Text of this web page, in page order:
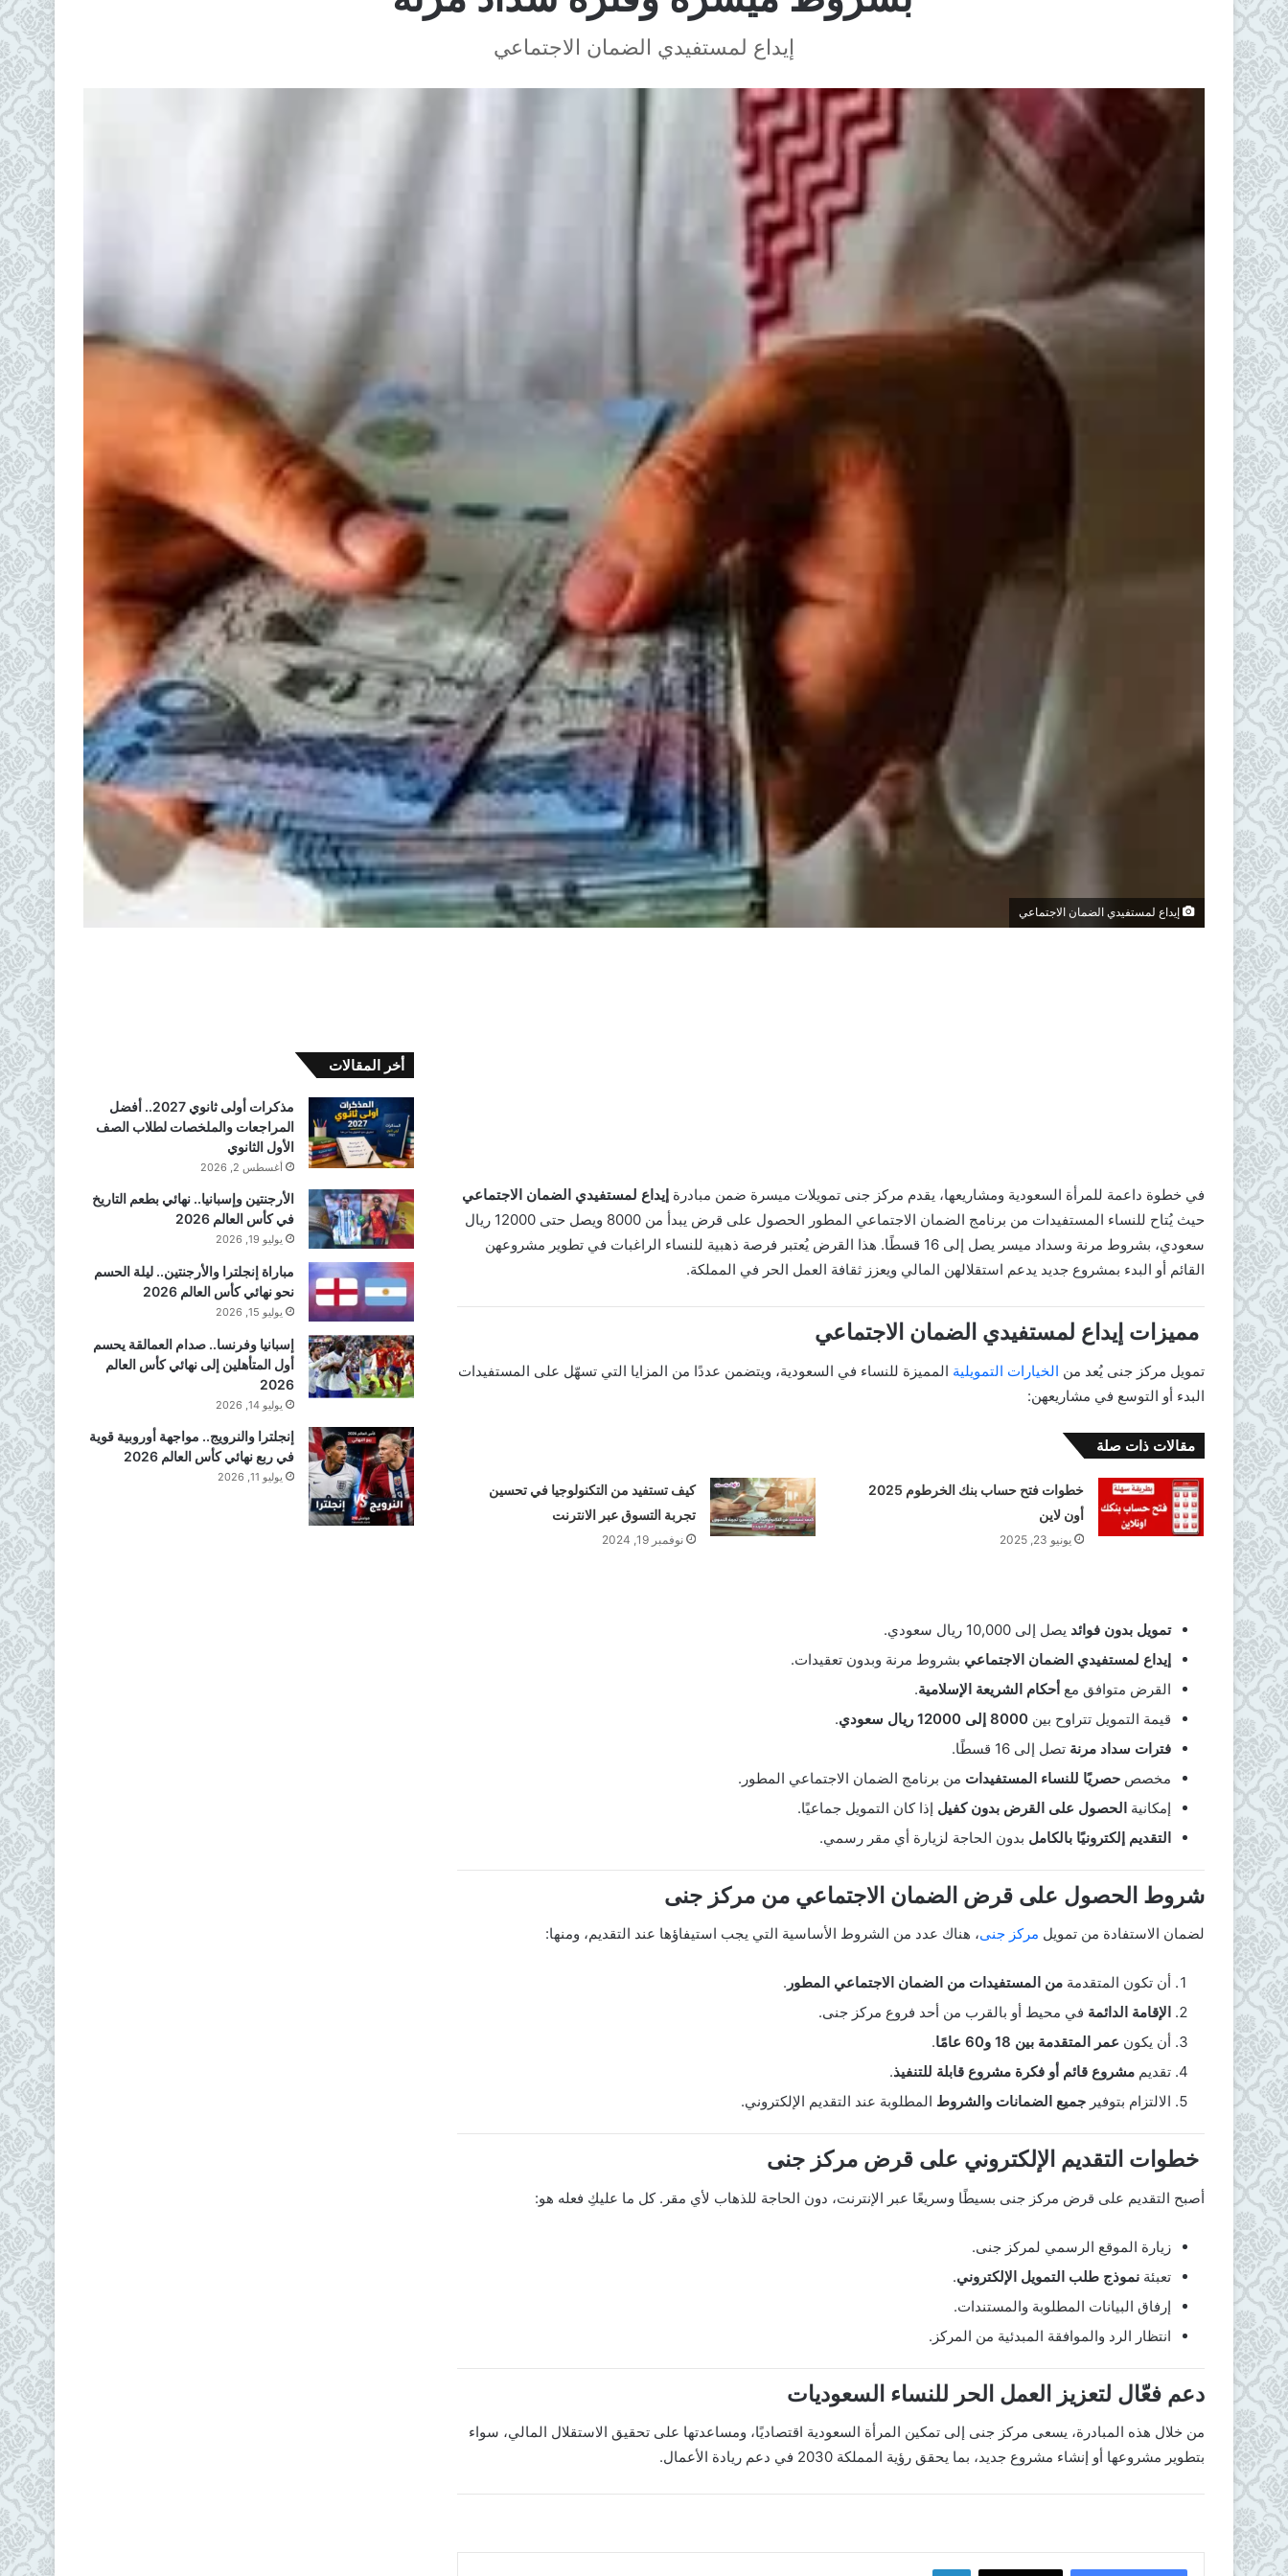
إيداع لمستفيدي الضمان الاجتماعي
إيداع لمستفيدي الضمان الاجتماعي
في خطوة داعمة للمرأة السعودية ومشاريعها، يقدم مركز جنى تمويلات ميسرة ضمن مبادرة إيداع لمستفيدي الضمان الاجتماعي
حيث يُتاح للنساء المستفيدات من برنامج الضمان الاجتماعي المطور الحصول على قرض يبدأ من 8000 ويصل حتى 12000 ريال
سعودي، بشروط مرنة وسداد ميسر يصل إلى 16 قسطًا. هذا القرض يُعتبر فرصة ذهبية للنساء الراغبات في تطوير مشروعهن
القائم أو البدء بمشروع جديد يدعم استقلالهن المالي ويعزز ثقافة العمل الحر في المملكة.
مميزات إيداع لمستفيدي الضمان الاجتماعي
تمويل مركز جنى يُعد من الخيارات التمويلية المميزة للنساء في السعودية، ويتضمن عددًا من المزايا التي تسهّل على المستفيدات
البدء أو التوسع في مشاريعهن:
مقالات ذات صلة
خطوات فتح حساب بنك الخرطوم 2025
أون لاين
يونيو 23, 2025
كيف تستفيد من التكنولوجيا في تحسين
تجربة التسوق عبر الانترنت
نوفمبر 19, 2024
تمويل بدون فوائد يصل إلى 10,000 ريال سعودي.
إيداع لمستفيدي الضمان الاجتماعي بشروط مرنة وبدون تعقيدات.
القرض متوافق مع أحكام الشريعة الإسلامية.
قيمة التمويل تتراوح بين 8000 إلى 12000 ريال سعودي
.
فترات سداد مرنة تصل إلى 16 قسطًا.
مخصص حصريًا للنساء المستفيدات من برنامج الضمان الاجتماعي المطور.
إمكانية الحصول على القرض بدون كفيل إذا كان التمويل جماعيًا.
التقديم إلكترونيًا بالكامل بدون الحاجة لزيارة أي مقر رسمي.
شروط الحصول على قرض الضمان الاجتماعي من مركز جنى
لضمان الاستفادة من تمويل مركز جنى، هناك عدد من الشروط الأساسية التي يجب استيفاؤها عند التقديم، ومنها:
أن تكون المتقدمة من المستفيدات من الضمان الاجتماعي المطور .
الإقامة الدائمة في محيط أو بالقرب من أحد فروع مركز جنى.
أن يكون عمر المتقدمة بين 18 و60 عامًا
.
تقديم مشروع قائم أو فكرة مشروع قابلة للتنفيذ.
الالتزام بتوفير جميع الضمانات والشروط المطلوبة عند التقديم الإلكتروني.
خطوات التقديم الإلكتروني على قرض مركز جنى
أصبح التقديم على قرض مركز جنى بسيطًا وسريعًا عبر الإنترنت، دون الحاجة للذهاب لأي مقر. كل ما عليكِ فعله هو:
زيارة الموقع الرسمي لمركز جنى.
تعبئة نموذج طلب التمويل الإلكتروني.
إرفاق البيانات المطلوبة والمستندات.
انتظار الرد والموافقة المبدئية من المركز.
دعم فعّال لتعزيز العمل الحر للنساء السعوديات
من خلال هذه المبادرة، يسعى مركز جنى إلى تمكين المرأة السعودية اقتصاديًا، ومساعدتها على تحقيق الاستقلال المالي، سواء
بتطوير مشروعها أو إنشاء مشروع جديد، بما يحقق رؤية المملكة 2030 في دعم ريادة الأعمال.
أخر المقالات
مذكرات أولى ثانوي 2027.. أفضل
المراجعات والملخصات لطلاب الصف
الأول الثانوي
أغسطس 2, 2026
الأرجنتين وإسبانيا.. نهائي بطعم التاريخ
في كأس العالم 2026
يوليو 19, 2026
مباراة إنجلترا والأرجنتين.. ليلة الحسم
نحو نهائي كأس العالم 2026
يوليو 15, 2026
إسبانيا وفرنسا.. صدام العمالقة يحسم
أول المتأهلين إلى نهائي كأس العالم
2026
يوليو 14, 2026
إنجلترا والنرويج.. مواجهة أوروبية قوية
في ربع نهائي كأس العالم 2026
يوليو 11, 2026